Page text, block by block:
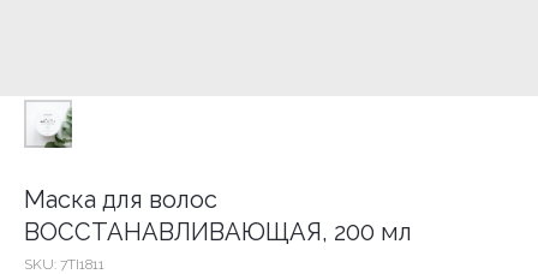
Маска для волос
ВОССТАНАВЛИВАЮЩАЯ, 200 мл
SKU: 7TI1811